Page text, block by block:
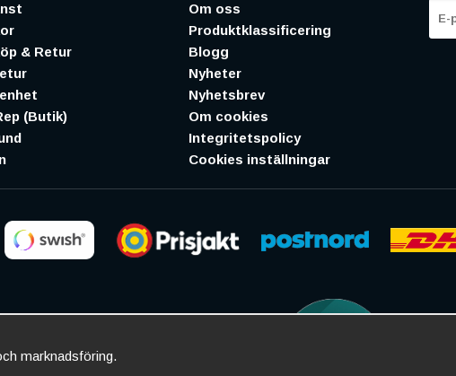
& Retur
(Butik)
Om oss
Produktklassificering
Blogg
Nyheter
Nyhetsbrev
Om cookies
Integritetspolicy
Cookies inställningar
marknadsföring.